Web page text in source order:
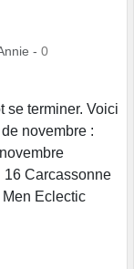
- 0
se terminer. Voici
novembre :
Carcassonne
Eclectic